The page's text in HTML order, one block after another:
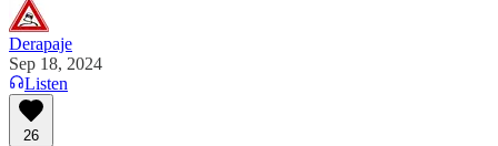
Derapaje
Sep 18, 2024
Listen
26